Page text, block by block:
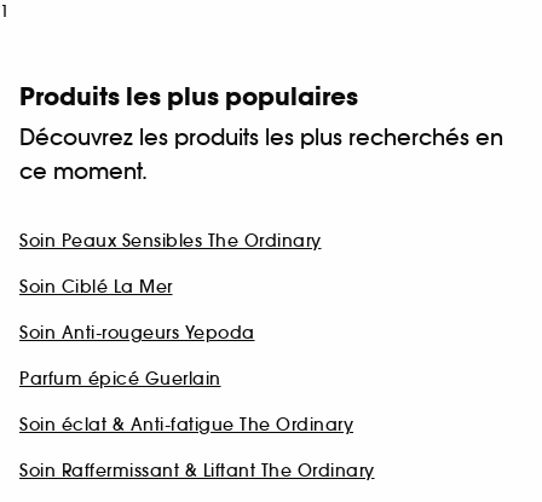
1
Produits les plus populaires
Découvrez les produits les plus recherchés en
ce moment.
Soin Peaux Sensibles The Ordinary
Soin Ciblé La Mer
Soin Anti-rougeurs Yepoda
Parfum épicé Guerlain
Soin éclat & Anti-fatigue The Ordinary
Soin Raffermissant & Liftant The Ordinary